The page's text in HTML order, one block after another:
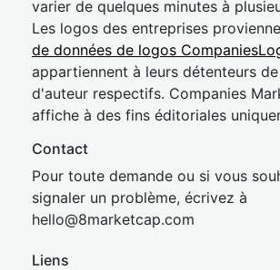
varier de quelques minutes à
Les logos des entreprises
de données de logos
appartiennent à leurs détenteurs
d'auteur respectifs. Companies
affiche à des fins éditoriales
Contact
Pour toute demande ou si vous
signaler un problème, écrivez à
hello@8marketcap.com
Liens